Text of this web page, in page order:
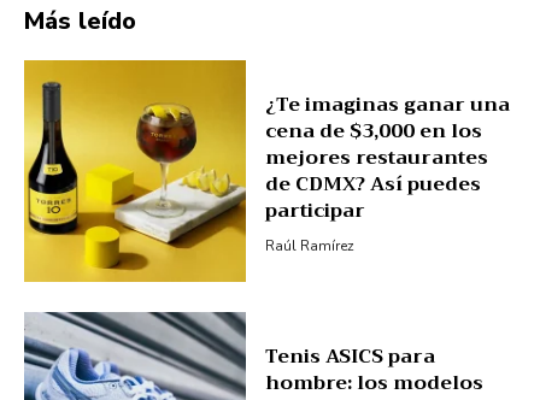
Más leído
¿Te imaginas ganar una
cena de $3,000 en los
mejores restaurantes
de CDMX? Así puedes
participar
Raúl Ramírez
Tenis ASICS para
hombre: los modelos